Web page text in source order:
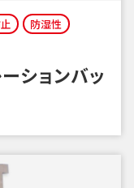
防湿性
ションバッ